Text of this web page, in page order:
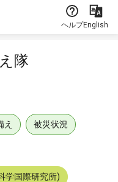
ヘルプEnglish
隊
え 被災状況
学国際研究所)